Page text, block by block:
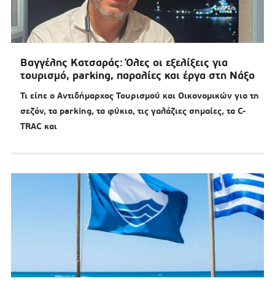
Βαγγέλης Κατσαράς: Όλες οι εξελίξεις για
τουρισμό, parking, παραλίες και έργα στη Νάξο
Τι είπε ο Αντιδήμαρχος Τουρισμού και Οικονομικών για τη
σεζόν, τα parking, τα φύκια, τις γαλάζιες σημαίες, τα C-
TRAC και